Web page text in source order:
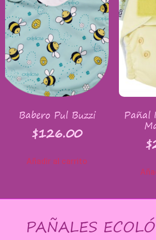
Babero Pul Buzzi
$126.00
Añadir al carrito
Pañal
$
PAÑALES